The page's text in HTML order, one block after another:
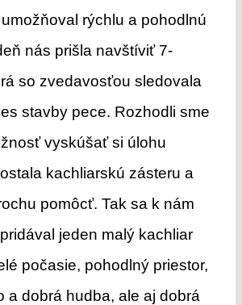
rýchlu a pohodlnú
nás prišla navštíviť 7-
so zvedavosťou sledovala
stavby pece. Rozhodli sme
vyskúšať si úlohu
kachliarskú zásteru a
pomôcť. Tak sa k nám
jeden malý kachliar
počasie, pohodlný priestor,
a dobrá hudba, ale aj dobrá